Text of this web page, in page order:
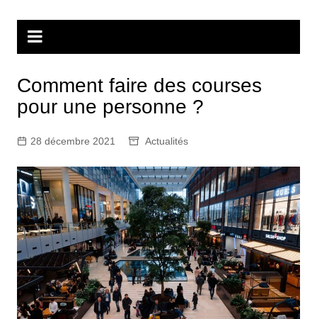
Comment faire des courses
pour une personne ?
28 décembre 2021 Actualités